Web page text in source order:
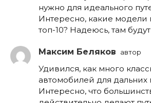
нужно для идеального
Интересно, какие модели
топ-10? Надеюсь, там
Максим Беляков автор
Удивился, как много
автомобилей для дальних
Интересно, что